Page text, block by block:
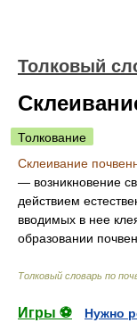
Толковый
Толкование
Склеивание
— возникновение
действием
вводимых в нее
образовании
Толковый словарь по
Игры ⚽
Нужно